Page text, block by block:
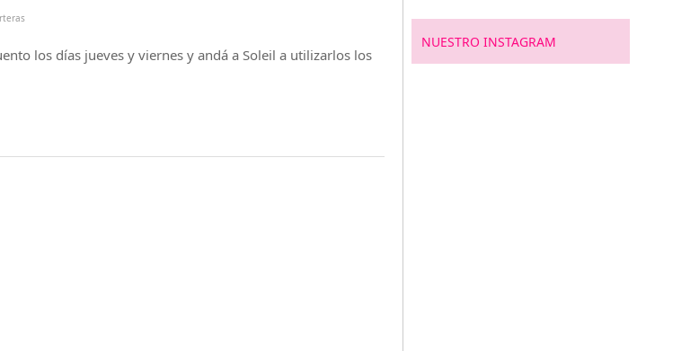
los días jueves y viernes y andá a Soleil a utilizarlos los
NUESTRO INSTAGRAM